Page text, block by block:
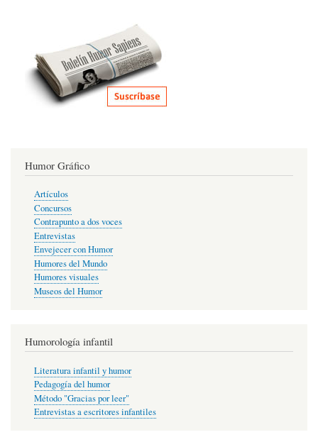
Humor Gráfico
Artículos
Concursos
Contrapunto a dos voces
Entrevistas
Envejecer con Humor
Humores del Mundo
Humores visuales
Museos del Humor
Humorología infantil
Literatura infantil y humor
Pedagogía del humor
Método "Gracias por leer"
Entrevistas a escritores infantiles